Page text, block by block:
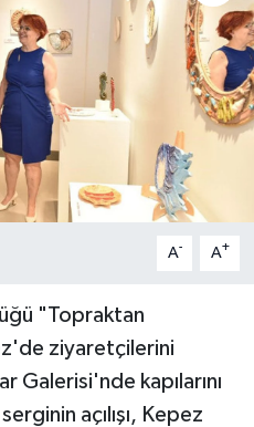
A- A+
"Topraktan
ziyaretçilerini
Galerisi'nde kapılarını
açılışı, Kepez